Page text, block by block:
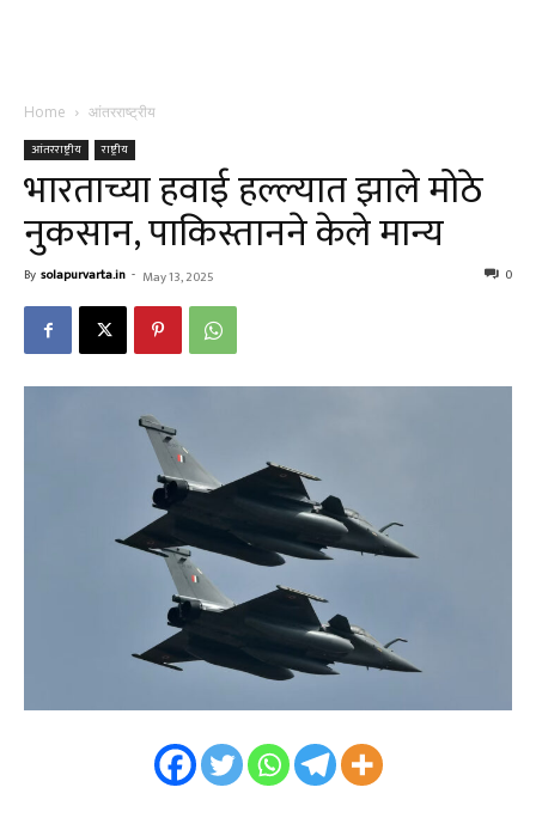
Home आंतरराष्ट्रीय
आंतरराष्ट्रीय राष्ट्रीय
भारताच्या हवाई हल्ल्यात झाले मोठे
नुकसान, पाकिस्तानने केले मान्य
By solapurvarta.in - May 13, 2025 0